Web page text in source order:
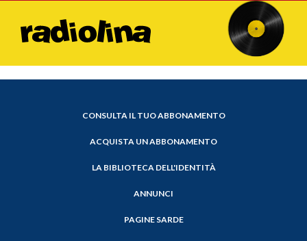
CONSULTA IL TUO ABBONAMENTO
ACQUISTA UN ABBONAMENTO
LA BIBLIOTECA DELL'IDENTITÀ
ANNUNCI
PAGINE SARDE